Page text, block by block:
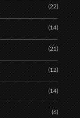
(22)
(14)
(21)
(12)
(14)
(6)